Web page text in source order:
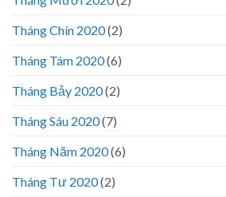
Tháng Chín 2020(2)
Tháng Tám 2020(6)
Tháng Bảy 2020(2)
Tháng Sáu 2020(7)
Tháng Năm 2020(6)
Tháng Tư 2020(2)